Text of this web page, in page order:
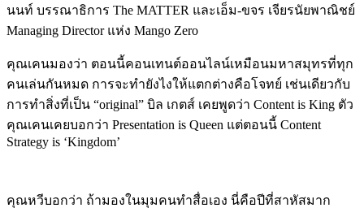
นนท์ บรรณาธิการ The MATTER และเอ็ม-ขจร เจียรนัยพาณิชย์
Managing Director แห่ง Mango Zero
คุณเคนมองว่า ตอนนี้คอนเทนต์ออนไลน์เหมือนมหาสมุทรที่ทุก
คนเล่นกันหมด การจะทำยังไงให้แตกต่างคือโจทย์ เช่นเดียวกับ
การทำสิ่งที่เป็น “original” บิล เกตส์ เคยพูดว่า Content is King ตัว
คุณเคนเคยบอกว่า Presentation is Queen แต่ตอนนี้ Content
Strategy is ‘Kingdom’
คุณหวีบอกว่า ถ้ามองในมุมคนทำสื่อเอง นี่คือปีที่สาหัสมาก